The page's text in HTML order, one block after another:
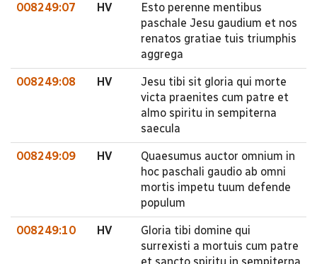
008249:07 HV
Esto perenne mentibus
paschale Jesu gaudium et nos
renatos gratiae tuis triumphis
aggrega
008249:08 HV
Jesu tibi sit gloria qui morte
victa praenites cum patre et
almo spiritu in sempiterna
saecula
008249:09 HV
Quaesumus auctor omnium in
hoc paschali gaudio ab omni
mortis impetu tuum defende
populum
008249:10 HV
Gloria tibi domine qui
surrexisti a mortuis cum patre